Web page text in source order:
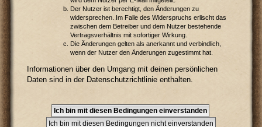
Der Nutzer ist berechtigt, den Änderungen zu
widersprechen. Im Falle des Widerspruchs erlischt das
zwischen dem Betreiber und dem Nutzer bestehende
Vertragsverhältnis mit sofortiger Wirkung.
Die Änderungen gelten als anerkannt und verbindlich,
wenn der Nutzer den Änderungen zugestimmt hat.
Informationen über den Umgang mit deinen persönlichen
Daten sind in der Datenschutzrichtlinie enthalten.